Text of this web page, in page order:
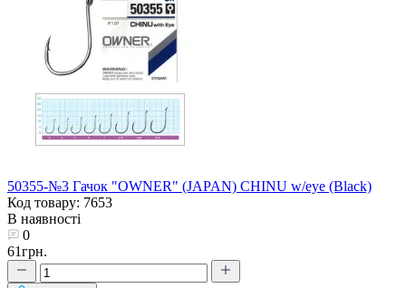
50355-№3 Гачок "OWNER" (JAPAN) CHINU w/eye (Black)
Код товару: 7653
В наявності
0
61грн.